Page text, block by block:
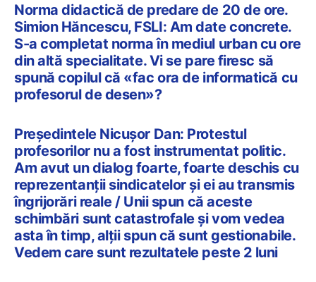
Norma didactică de predare de 20 de ore.
Simion Hăncescu, FSLI: Am date concrete.
S-a completat norma în mediul urban cu ore
din altă specialitate. Vi se pare firesc să
spună copilul că «fac ora de informatică cu
profesorul de desen»?
Președintele Nicușor Dan: Protestul
profesorilor nu a fost instrumentat politic.
Am avut un dialog foarte, foarte deschis cu
reprezentanții sindicatelor și ei au transmis
îngrijorări reale / Unii spun că aceste
schimbări sunt catastrofale și vom vedea
asta în timp, alții spun că sunt gestionabile.
Vedem care sunt rezultatele peste 2 luni